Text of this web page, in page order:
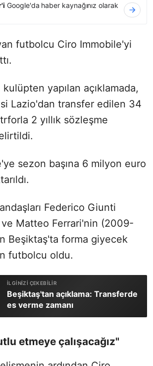
Google'da haber kaynağınız olarak
futbolcu Ciro Immobile'yi
yapılan açıklamada,
Lazio'dan transfer edilen 34
2 yıllık sözleşme
sezon başına 6 milyon euro
Federico Giunti
Matteo Ferrari'nin (2009-
Beşiktaş'ta forma giyecek
futbolcu oldu.
Beşiktaş'tan açıklama: Transferde
es verme zamanı
etmeye çalışacağız"